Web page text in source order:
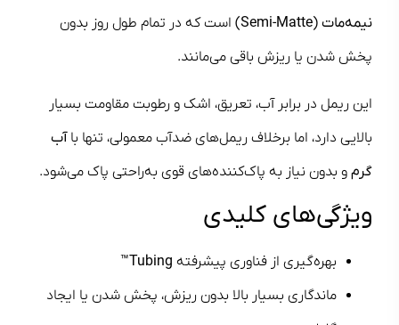
نیمه‌مات (Semi-Matte)
است که در تمام طول روز بدون
پخش شدن یا ریزش باقی می‌مانند.
این ریمل در برابر آب، تعریق، اشک و رطوبت مقاومت بسیار
بالایی دارد، اما برخلاف ریمل‌های ضدآب معمولی، تنها باآب
گرم و بدون نیاز به پاک‌کننده‌های قوی به‌راحتی پاک می‌شود.
ویژگی‌های کلیدی
بهره‌گیری از فناوری پیشرفته Tubing™
ماندگاری بسیار بالا بدون ریزش، پخش شدن یا ایجاد